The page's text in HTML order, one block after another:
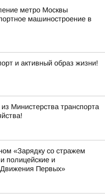
метро Москвы
машиностроение в
и активный образ жизни!
Министерства транспорта
«Зарядку со стражем
полицейские и
Первых»